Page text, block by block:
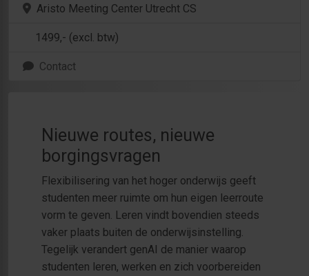
Aristo Meeting Center Utrecht CS
1499,- (excl. btw)
Contact
Nieuwe routes, nieuwe
borgingsvragen
Flexibilisering van het hoger onderwijs geeft
studenten meer ruimte om hun eigen leerroute
vorm te geven. Leren vindt bovendien steeds
vaker plaats buiten de onderwijsinstelling.
Tegelijk verandert genAI de manier waarop
studenten leren, werken en zich voorbereiden